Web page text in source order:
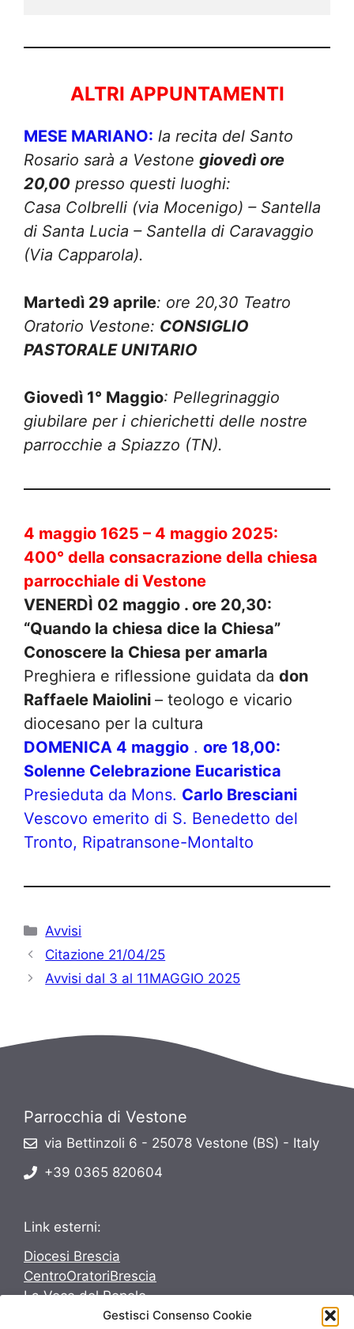
Gestisci Consenso Cookie
ALTRI APPUNTAMENTI
MESE MARIANO: la recita del Santo
Rosario sarà a Vestone giovedì ore
20,00 presso questi luoghi:
Casa Colbrelli (via Mocenigo) – Santella
di Santa Lucia – Santella di Caravaggio
(Via Capparola).
Martedì 29 aprile: ore 20,30 Teatro
Oratorio Vestone: CONSIGLIO
PASTORALE UNITARIO
Giovedì 1° Maggio: Pellegrinaggio
giubilare per i chierichetti delle nostre
parrocchie a Spiazzo (TN).
4 maggio 1625 – 4 maggio 2025:
400° della consacrazione della chiesa
parrocchiale di Vestone
VENERDÌ 02 maggio . ore 20,30:
“Quando la chiesa dice la Chiesa”
Conoscere la Chiesa per amarla
Preghiera e riflessione guidata da don
Raffaele Maiolini – teologo e vicario
diocesano per la cultura
DOMENICA 4 maggio . ore 18,00:
Solenne Celebrazione Eucaristica
Presieduta da Mons. Carlo Bresciani
Vescovo emerito di S. Benedetto del
Tronto, Ripatransone-Montalto
Categorie
Avvisi
Citazione 21/04/25
Avvisi dal 3 al 11MAGGIO 2025
Parrocchia di Vestone
via Bettinzoli 6 - 25078 Vestone (BS) - Italy
+39 0365 820604
Link esterni:
Diocesi Brescia
CentroOratoriBrescia
La Voce del Popolo